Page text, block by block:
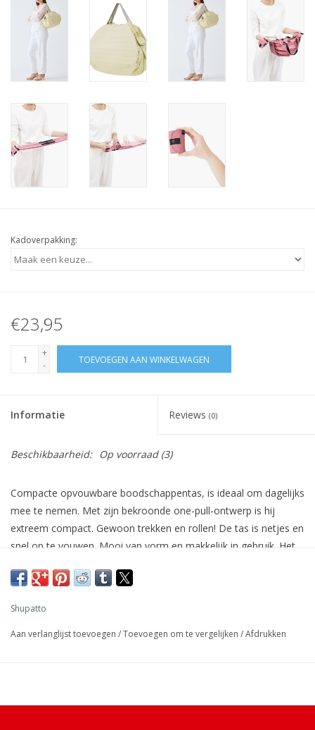
Kadoverpakking:
€23,95
+
-
TOEVOEGEN AAN WINKELWAGEN
Informatie Reviews (0)
Beschikbaarheid: Op voorraad(3)
Compacte opvouwbare boodschappentas, is ideaal om dagelijks
mee te nemen. Met zijn bekroonde one-pull-ontwerp is hij
extreem compact. Gewoon trekken en rollen! De tas is netjes en
snel op te vouwen. Mooi van vorm en makkelijk in gebruik. Het
vlotte winkelervaring. Bespaar tijd, bescherm het milieu, geniet
ontworpen door het Japanse bedrijf Marna. Het bedrijf begon
Shupatto
Aan verlanglijst toevoegen /Toevoegen om te vergelijken /Afdrukken